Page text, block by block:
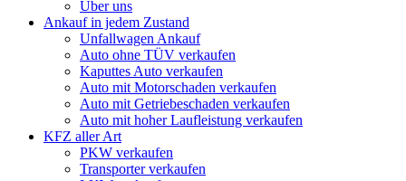
Über uns
Ankauf in jedem Zustand
Unfallwagen Ankauf
Auto ohne TÜV verkaufen
Kaputtes Auto verkaufen
Auto mit Motorschaden verkaufen
Auto mit Getriebeschaden verkaufen
Auto mit hoher Laufleistung verkaufen
KFZ aller Art
PKW verkaufen
Transporter verkaufen